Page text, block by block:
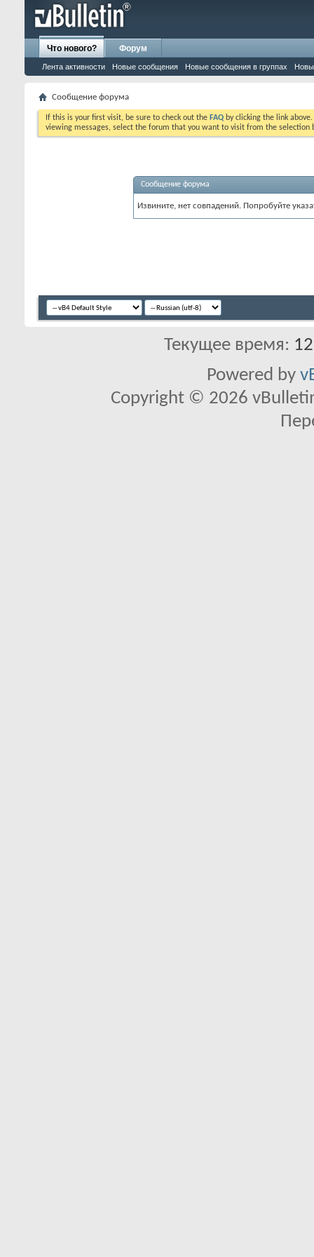
Что нового?
Лента активности Новые сообщения Новые сообщения в группах
Форум
Сообщение форума
If this is your first visit, be sure to check out the FAQ by clicking the link
viewing messages, select the forum that you want to visit from the selection
Сообщение форума
Извините, нет совпадений. Попробуйте
Текущее время:
Powered by
Copyright © 2026